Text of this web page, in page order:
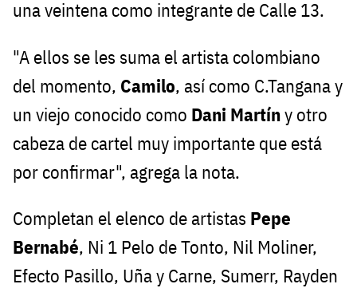
una veintena como integrante de Calle 13.
"A ellos se les suma el artista colombiano
del momento, Camilo, así como C.Tangana y
un viejo conocido como Dani Martíny otro
cabeza de cartel muy importante que está
por confirmar", agrega la nota.
Completan el elenco de artistas Pepe
Bernabé, Ni 1 Pelo de Tonto, Nil Moliner,
Efecto Pasillo, Uña y Carne, Sumerr, Rayden